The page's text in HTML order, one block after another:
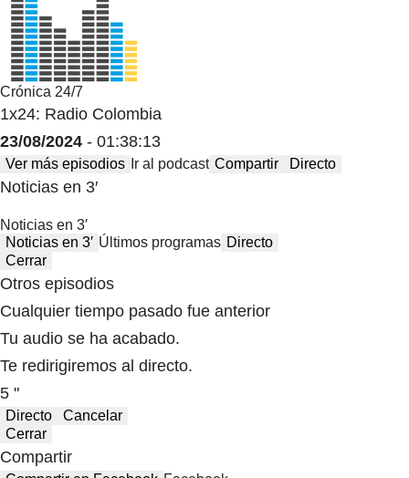
Crónica 24/7
1x24: Radio Colombia
23/08/2024 - 01:38:13
Ver más episodios Ir al podcast Compartir Directo
Noticias en 3′
Noticias en 3′
Noticias en 3′ Últimos programas Directo
Cerrar
Otros episodios
Cualquier tiempo pasado fue anterior
Tu audio se ha acabado.
Te redirigiremos al directo.
5 "
Directo
Cancelar
Cerrar
Compartir